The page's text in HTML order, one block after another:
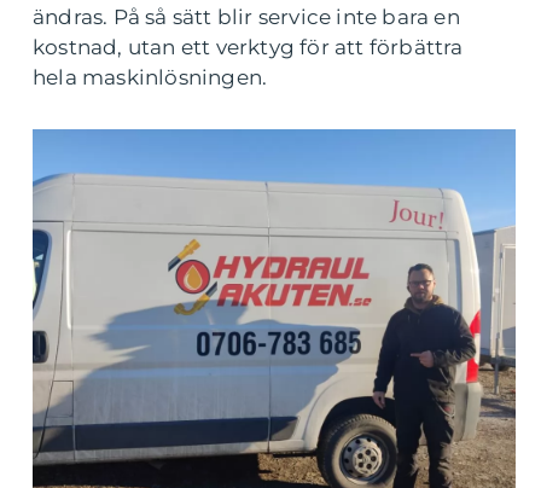
ändras. På så sätt blir service inte bara en
kostnad, utan ett verktyg för att förbättra
hela maskinlösningen.